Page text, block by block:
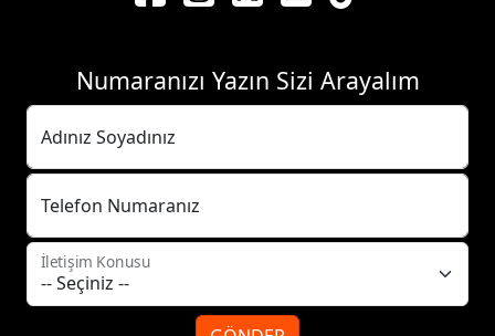
Numaranızı Yazın Sizi Arayalım
Adınız Soyadınız
Telefon Numaranız
İletişim Konusu